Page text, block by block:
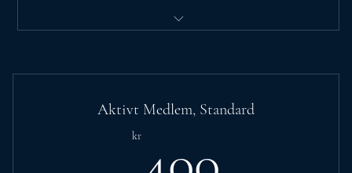
Nyhetsbrev
Early-bird-billetter på utvalgte arrangementer
Aktivt Medlem, Standard
kr